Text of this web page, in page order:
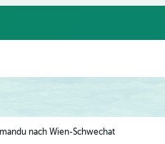
nach Wien-Schwechat